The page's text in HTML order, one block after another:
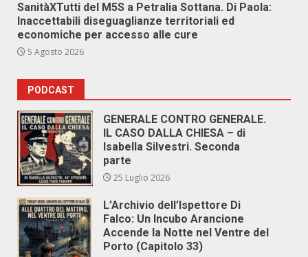
SanitàXTutti del M5S a Petralia Sottana. Di Paola:
Inaccettabili diseguaglianze territoriali ed
economiche per accesso alle cure
5 Agosto 2026
PODCAST
GENERALE CONTRO GENERALE.
IL CASO DALLA CHIESA – di
Isabella Silvestri. Seconda
parte
25 Luglio 2026
L’Archivio dell’Ispettore Di
Falco: Un Incubo Arancione
Accende la Notte nel Ventre del
Porto (Capitolo 33)